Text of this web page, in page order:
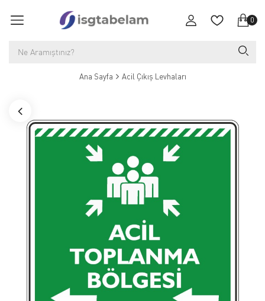
0
Ana Sayfa Acil Çıkış Levhaları